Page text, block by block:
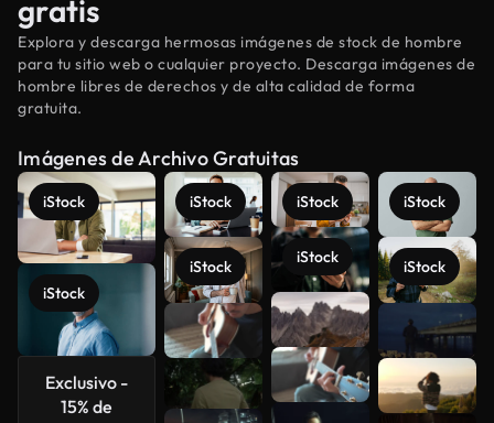
gratis
Explora y descarga hermosas imágenes de stock de hombre
para tu sitio web o cualquier proyecto. Descarga imágenes de
hombre libres de derechos y de alta calidad de forma
gratuita.
Imágenes de Archivo Gratuitas
iStock
iStock
Exclusivo -
15% de
iStock
iStock
iStock
iStock
iStock
iStock
Ver más